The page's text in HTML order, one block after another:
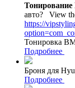
авто?
View
https://
Тонировка
Подробнее
Броня для
Подробнее